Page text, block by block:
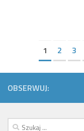
1 2 3
OBSERWUJ:
Szukaj: